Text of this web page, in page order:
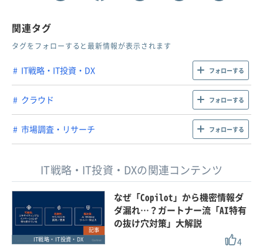
関連タグ
タグをフォローすると最新情報が表示されます
IT戦略・IT投資・DX フォローする
クラウド フォローする
市場調査・リサーチ フォローする
IT戦略・IT投資・DXの関連コンテンツ
記事
IT戦略・IT投資・DX
なぜ「Copilot」から機密情報ダ
ダ漏れ…？ガートナー流「AI特有
の抜け穴対策」大解説
4